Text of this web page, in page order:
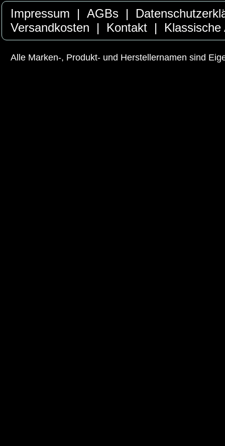
Impressum | AGBs |
Versandkosten
| Kontakt |
Alle Marken-, Produkt- und Herstellernamen sind